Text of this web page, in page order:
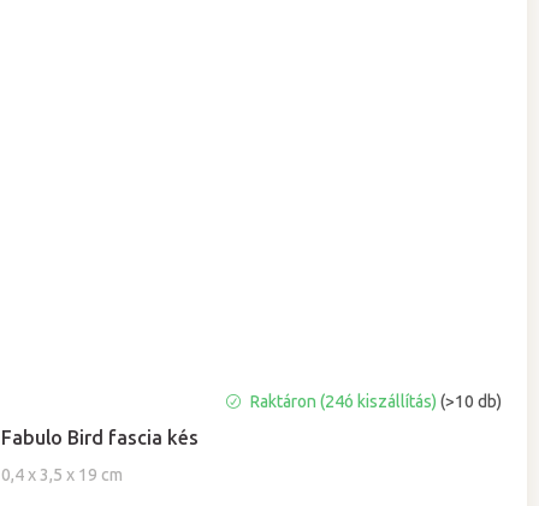
Fabulo Bird fascia kés
0,4 x 3,5 x 19 cm
termék
átlagos
értékelése
Raktáron (24ó kiszállítás)(>10 db)